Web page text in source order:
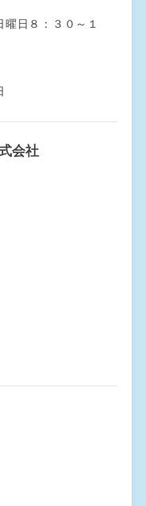
日８：３０～１
会社